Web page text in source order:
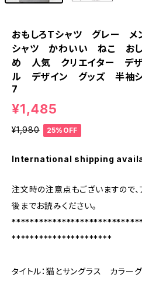
おもしろTシャツ グレー
シャツ かわいい ねこ お
め 人気 クリエイター デ
ル デザイン グッズ 半袖
7
¥1,485
¥1,980 25%OFF
International shipping
注文時の注意点もございますので、
後までお読みください。
**********************
タイトル：猫とサングラス カラ